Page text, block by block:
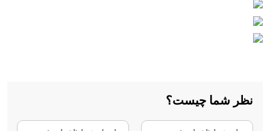
نظر شما چیست؟